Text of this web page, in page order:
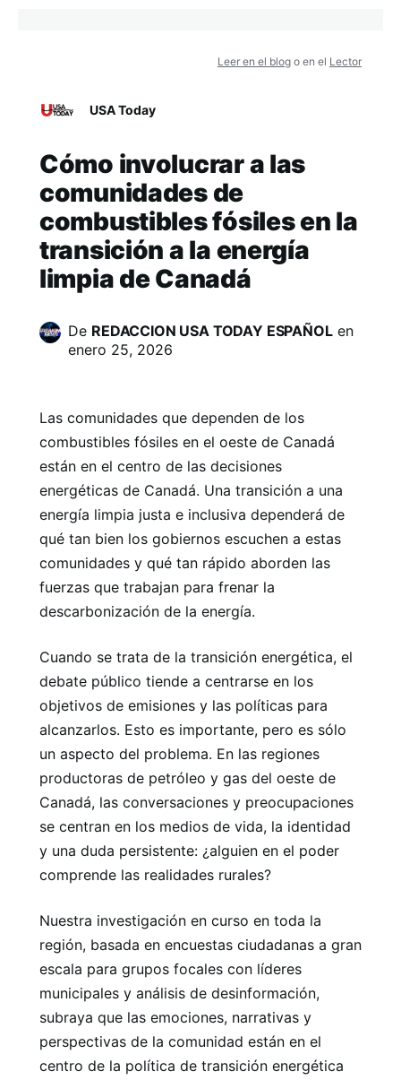
Leer en el blog o en el Lector
USA Today
Cómo involucrar a las
comunidades de
combustibles fósiles en la
transición a la energía
limpia de Canadá
De REDACCION USA TODAY ESPAÑOLen
enero 25, 2026
Las comunidades que dependen de los
combustibles fósiles en el oeste de Canadá
están en el centro de las decisiones
energéticas de Canadá. Una transición a una
energía limpia justa e inclusiva dependerá de
qué tan bien los gobiernos escuchen a estas
comunidades y qué tan rápido aborden las
fuerzas que trabajan para frenar la
descarbonización de la energía.
Cuando se trata de la transición energética, el
debate público tiende a centrarse en los
objetivos de emisiones y las políticas para
alcanzarlos. Esto es importante, pero es sólo
un aspecto del problema. En las regiones
productoras de petróleo y gas del oeste de
Canadá, las conversaciones y preocupaciones
se centran en los medios de vida, la identidad
y una duda persistente: ¿alguien en el poder
comprende las realidades rurales?
Nuestra investigación en curso en toda la
región, basada en encuestas ciudadanas a gran
escala para grupos focales con líderes
municipales y análisis de desinformación,
subraya que las emociones, narrativas y
perspectivas de la comunidad están en el
centro de la política de transición energética